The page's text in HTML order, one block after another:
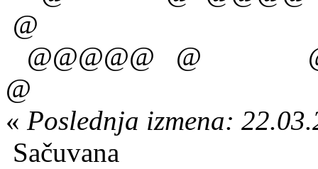
@
@
« Poslednja izmena:
Sačuvana